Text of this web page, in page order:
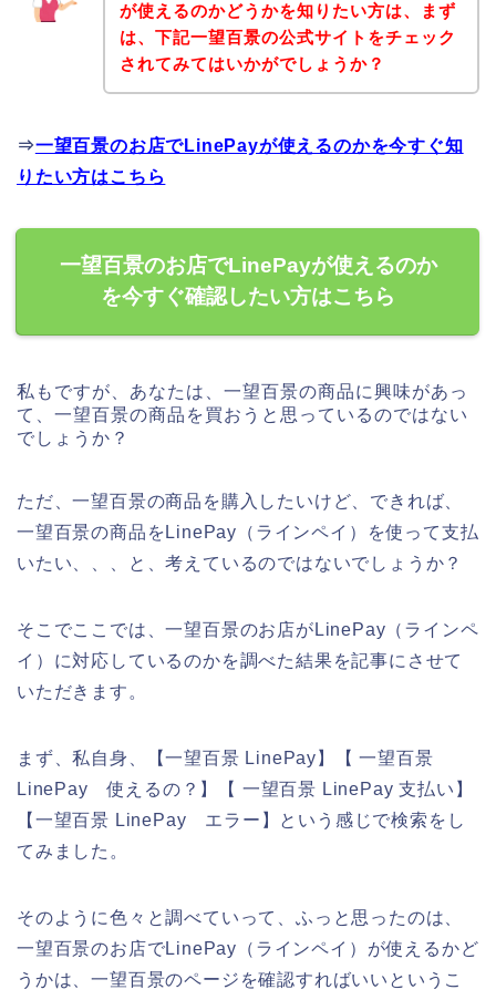
が使えるのかどうかを知りたい方は、まず
は、下記一望百景の公式サイトをチェック
されてみてはいかがでしょうか？
⇒一望百景のお店でLinePayが使えるのかを今すぐ知
りたい方はこちら
一望百景のお店でLinePayが使えるのか
を今すぐ確認したい方はこちら
私もですが、あなたは、一望百景の商品に興味があっ
て、一望百景の商品を買おうと思っているのではない
でしょうか？
ただ、一望百景の商品を購入したいけど、できれば、
一望百景の商品をLinePay（ラインペイ）を使って支払
いたい、、、と、考えているのではないでしょうか？
そこでここでは、一望百景のお店がLinePay（ラインペ
イ）に対応しているのかを調べた結果を記事にさせて
いただきます。
まず、私自身、【一望百景 LinePay】【 一望百景
LinePay 使えるの？】【 一望百景 LinePay 支払い】
【一望百景 LinePay エラー】という感じで検索をし
てみました。
そのように色々と調べていって、ふっと思ったのは、
一望百景のお店でLinePay（ラインペイ）が使えるかど
うかは、一望百景のページを確認すればいいというこ